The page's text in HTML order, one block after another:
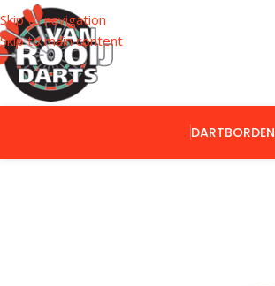
Skip to navigation
Skip to main content
DARTBORDEN